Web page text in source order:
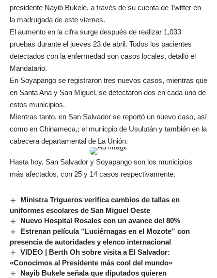
presidente Nayib Bukele, a través de su cuenta de Twitter en
la madrugada de este viernes.
El aumento en la cifra surge después de realizar 1,033
pruebas durante el jueves 23 de abril. Todos los pacientes
detectados con la enfermedad son casos locales, detalló el
Mandatario.
En Soyapango se registraron tres nuevos casos, mientras que
en Santa Ana y San Miguel, se detectaron dos en cada uno de
estos municipios.
Mientras tanto, en San Salvador se reportó un nuevo caso, así
como en Chinameca,; el municpio de Usulután y también en la
cabecera departamental de La Unión.
Hasta hoy, San Salvador y Soyapango son los municipios
más afectados, con 25 y 14 casos respectivamente.
Ministra Trigueros verifica cambios de tallas en
uniformes escolares de San Miguel Oeste
Nuevo Hospital Rosales con un avance del 80%
Estrenan película “Luciérnagas en el Mozote” con
presencia de autoridades y elenco internacional
VIDEO | Berth Oh sobre visita a El Salvador:
«Conocimos al Presidente más cool del mundo»
Nayib Bukele señala que diputados quieren